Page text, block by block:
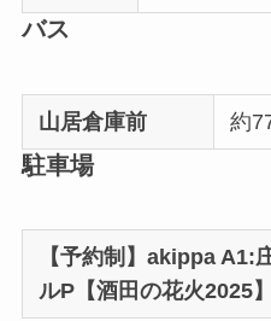
バス
山居倉庫前 約
駐車場
【予約制】akippa A1:
ルP【酒田の花火2025】